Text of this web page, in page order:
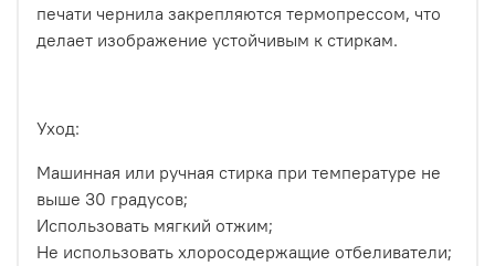
печати чернила закрепляются термопрессом, что
делает изображение устойчивым к стиркам.
Уход:
Машинная или ручная стирка при температуре не
выше 30 градусов;
Использовать мягкий отжим;
Не использовать хлоросодержащие отбеливатели;